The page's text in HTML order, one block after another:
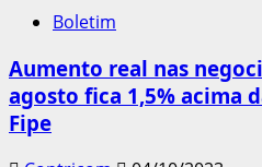
0,4%
julho
para
Boletim
Aumento real nas
agosto fica 1,5% acima
Fipe